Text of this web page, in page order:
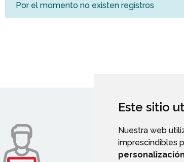
Este sitio
Nuestra web
imprescindibles
Por el momento no existen registros